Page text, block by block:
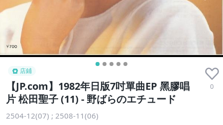
店鋪
【JP.com】1982年日版7吋單曲EP 黑膠唱
片 松田聖子 (11) - 野ばらのエチュード
0
2504-12(07) ; 2508-11(06)